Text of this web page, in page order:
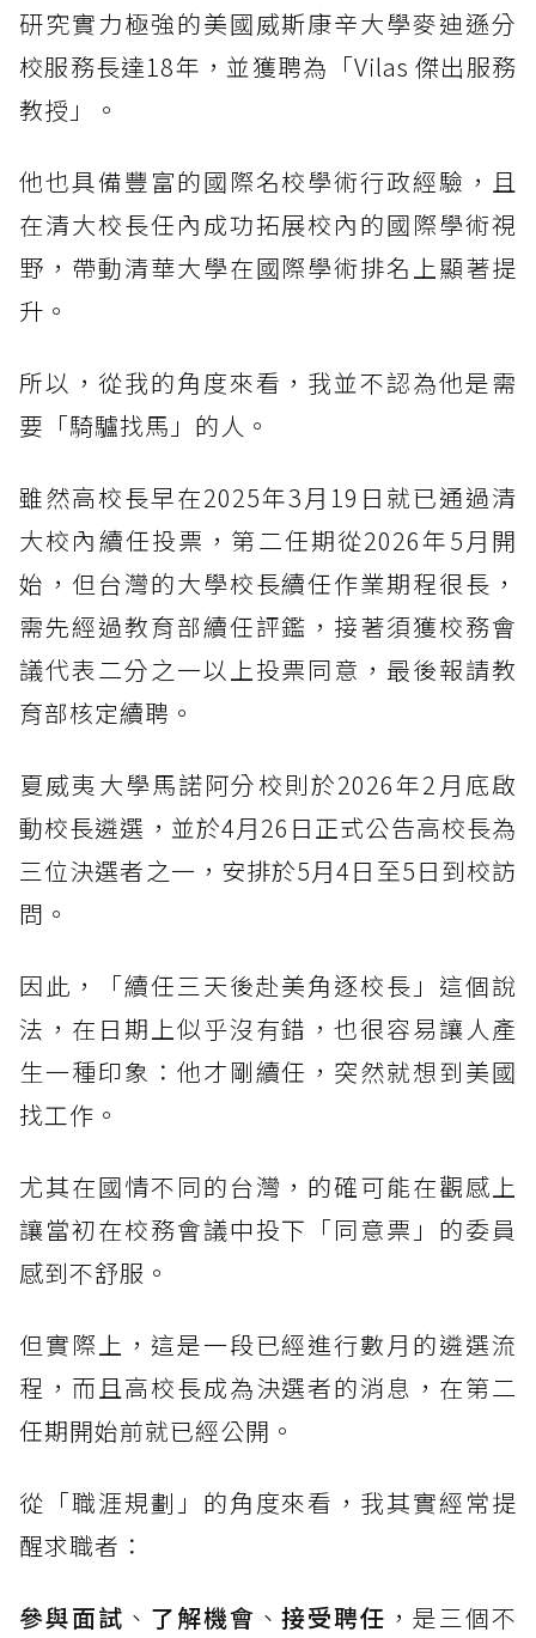
研究實力極強的美國威斯康辛大學麥迪遜分
校服務長達18年，並獲聘為「Vilas 傑出服務
教授」。
他也具備豐富的國際名校學術行政經驗，且
在清大校長任內成功拓展校內的國際學術視
野，帶動清華大學在國際學術排名上顯著提
升。
所以，從我的角度來看，我並不認為他是需
要「騎驢找馬」的人。
雖然高校長早在2025年3月19日就已通過清
大校內續任投票，第二任期從2026年5月開
始，但台灣的大學校長續任作業期程很長，
需先經過教育部續任評鑑，接著須獲校務會
議代表二分之一以上投票同意，最後報請教
育部核定續聘。
夏威夷大學馬諾阿分校則於2026年2月底啟
動校長遴選，並於4月26日正式公告高校長為
三位決選者之一，安排於5月4日至5日到校訪
問。
因此，「續任三天後赴美角逐校長」這個說
法，在日期上似乎沒有錯，也很容易讓人產
生一種印象：他才剛續任，突然就想到美國
找工作。
尤其在國情不同的台灣，的確可能在觀感上
讓當初在校務會議中投下「同意票」的委員
感到不舒服。
但實際上，這是一段已經進行數月的遴選流
程，而且高校長成為決選者的消息，在第二
任期開始前就已經公開。
從「職涯規劃」的角度來看，我其實經常提
醒求職者：
參與面試 、 了解機會 、接受聘任 ，是三個不